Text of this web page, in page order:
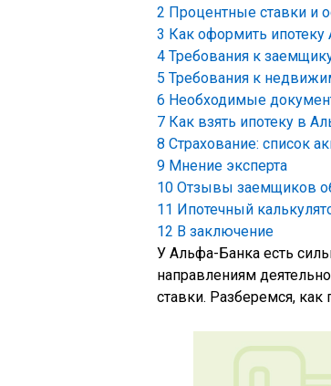
2 Процентные ставки и
3 Как оформить
4 Требования к
5 Требования к
6 Необходимые
7 Как взять ипотеку в
8 Страхование: список
9 Мнение эксперта
10 Отзывы заемщиков
11 Ипотечный
12 В заключение
У Альфа-Банка есть
направлениям
ставки. Разберемся,